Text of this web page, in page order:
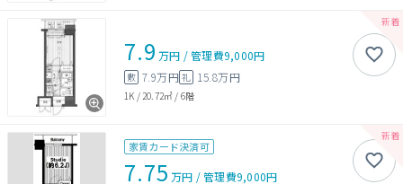
7.9 万円 /管理費9,000円
敷 7.9万円礼 15.8万円
1K / 20.72㎡ / 6階
家賃カード決済可
7.75 万円 /管理費9,000円